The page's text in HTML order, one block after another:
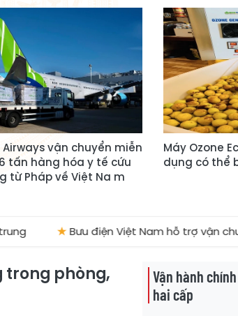
vận chuyển miễn
tấn hàng hóa y tế cứu
từ Pháp về Việt Na m
Máy Ozone
dụng có thể
★ Bưu điện Việt Nam hỗ trợ vận chuyển
trong phòng,
Vận hành
hai cấp